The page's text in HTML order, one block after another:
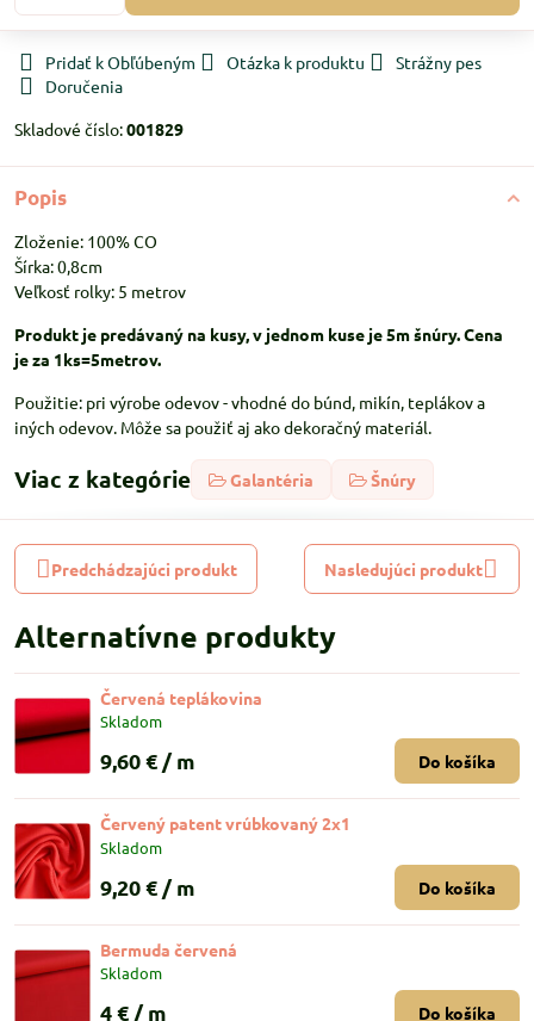
Pridať k Obľúbeným Otázka k produktu
Strážny pes
Doručenia
Skladové číslo:001829
Popis
Zloženie: 100% CO
Šírka: 0,8cm
Veľkosť rolky: 5 metrov
Produkt je predávaný na kusy, v jednom kuse je 5m šnúry. Cena
je za 1ks=5metrov.
Použitie: pri výrobe odevov - vhodné do búnd, mikín, teplákov a
iných odevov. Môže sa použiť aj ako dekoračný materiál.
Viac z kategórie Galantéria Šnúry
Predchádzajúci produkt Nasledujúci produkt
Alternatívne produkty
Červená teplákovina
Skladom
9,60 € / m Do košíka
Červený patent vrúbkovaný 2x1
Skladom
9,20 € / m Do košíka
Bermuda červená
Skladom
4 € / m Do košíka